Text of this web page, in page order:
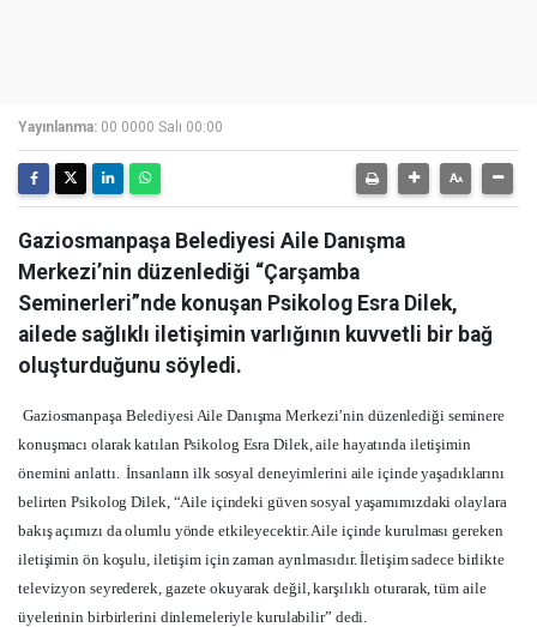
Yayınlanma: 00 0000 Salı 00:00
Gaziosmanpaşa Belediyesi Aile Danışma
Merkezi’nin düzenlediği “Çarşamba
Seminerleri”nde konuşan Psikolog Esra Dilek,
ailede sağlıklı iletişimin varlığının kuvvetli bir bağ
oluşturduğunu söyledi.
Gaziosmanpaşa Belediyesi Aile Danışma Merkezi’nin düzenlediği seminere
konuşmacı olarak katılan Psikolog Esra Dilek, aile hayatında iletişimin
önemini anlattı. İnsanların ilk sosyal deneyimlerini aile içinde yaşadıklarını
belirten Psikolog Dilek, “Aile içindeki güven sosyal yaşamımızdaki olaylara
bakış açımızı da olumlu yönde etkileyecektir. Aile içinde kurulması gereken
iletişimin ön koşulu, iletişim için zaman ayrılmasıdır. İletişim sadece birlikte
televizyon seyrederek, gazete okuyarak değil, karşılıklı oturarak, tüm aile
üyelerinin birbirlerini dinlemeleriyle kurulabilir” dedi.